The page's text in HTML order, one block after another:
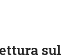
sul